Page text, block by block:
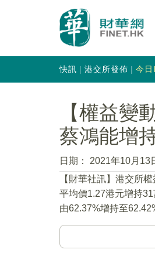
快訊 港交所發佈 今日
【權益變
蔡鴻能增
日期：
2021年10月13
【財華社訊】港交所
平均價1.27港元增持
由62.37%增持至